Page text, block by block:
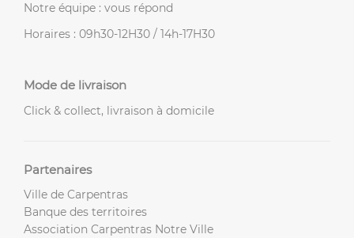
Notre équipe : vous répond
Horaires : 09h30-12H30 / 14h-17H30
Mode de livraison
Click & collect, livraison à domicile
Partenaires
Ville de Carpentras
Banque des territoires
Association Carpentras Notre Ville